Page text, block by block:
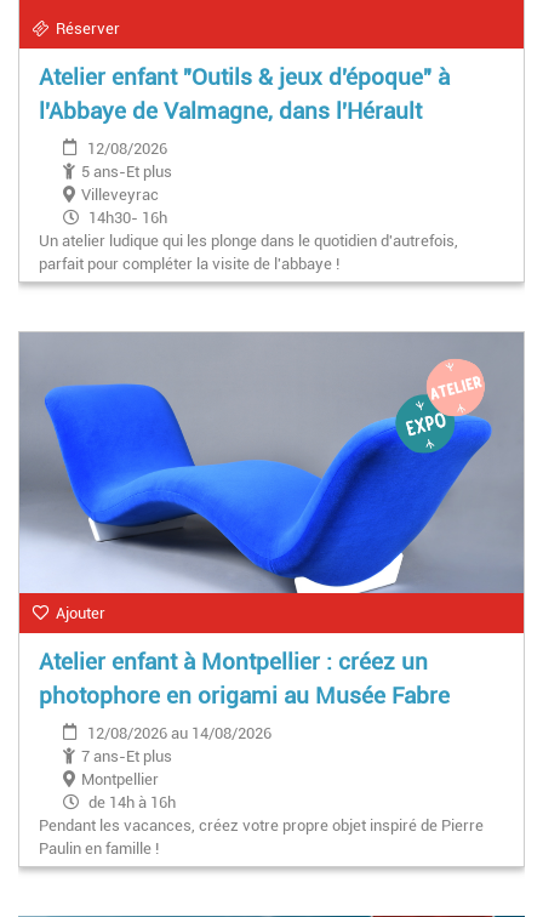
Réserver
Atelier enfant "Outils & jeux d'époque" à
l'Abbaye de Valmagne, dans l'Hérault
12/08/2026
5 ans-Et plus
Villeveyrac
14h30- 16h
Un atelier ludique qui les plonge dans le quotidien d'autrefois,
parfait pour compléter la visite de l'abbaye !
Ajouter
Atelier enfant à Montpellier : créez un
photophore en origami au Musée Fabre
12/08/2026 au 14/08/2026
7 ans-Et plus
Montpellier
de 14h à 16h
Pendant les vacances, créez votre propre objet inspiré de Pierre
Paulin en famille !